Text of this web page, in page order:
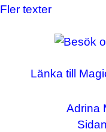
Fler texter
Länka till
Copyright © 2003-2026Adrina